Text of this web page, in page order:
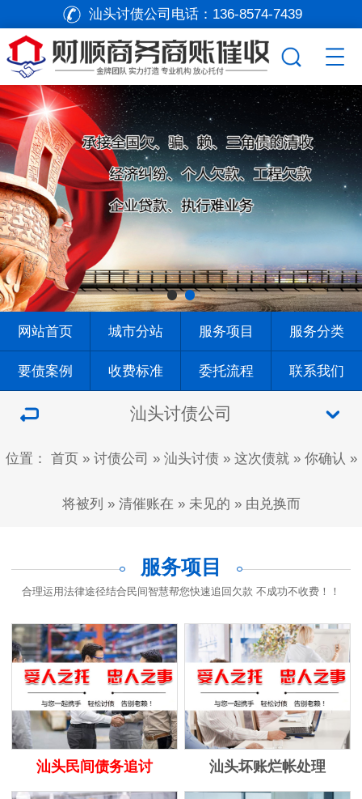
网站首页 城市分站 服务项目 服务分类
要债案例 收费标准 委托流程 联系我们
汕头讨债公司电话： 136-8574-7439
汕头讨债公司
位置： 首页» 讨债公司 » 汕头讨债» 这次债就» 你确认 »
将被列 » 清催账在 » 未见的 » 由兑换而
服务项目
合理运用法律途径结合民间智慧帮您快速追回欠款 不成功不收费！！
汕头民间债务追讨 汕头坏账烂帐处理